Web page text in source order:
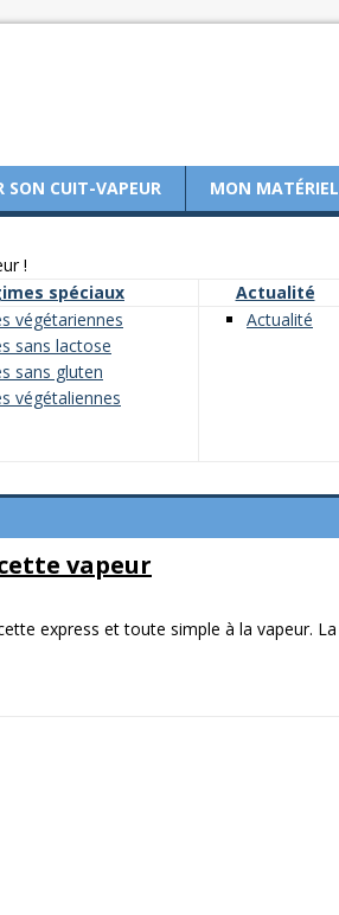
SON CUIT-VAPEUR MON MATÉRIEL
!
spéciaux
Actualité
végétariennes
sans lactose
sans gluten
végétaliennes
Actualité
vapeur
express et toute simple à la vapeur. La